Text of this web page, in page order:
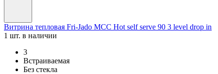
Витрина тепловая Fri-Jado MCC Hot self serve 90 3 level drop in
1 шт. в наличии
3
Встраиваемая
Без стекла